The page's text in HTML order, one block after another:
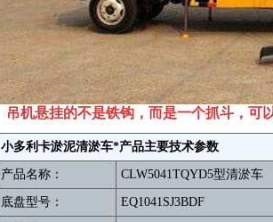
吊机悬挂的不是铁钩，而是一个抓斗，可
小多利卡淤泥清淤车*产品主要技术参数
产品名称： CLW5041TQYD5型清淤车
底盘型号： EQ1041SJ3BDF